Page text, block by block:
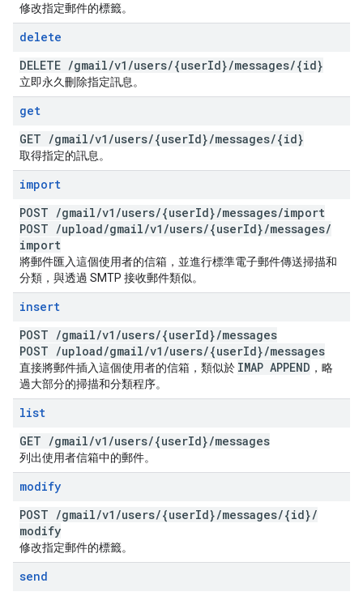
修改指定郵件的標籤。
delete
DELETE /gmail/v1 /users/{userId}/messages/{id}
立即永久刪除指定訊息。
get
GET /gmail/v1 /users/{userId}/messages/{id}
取得指定的訊息。
import
POST /gmail/v1 /users/{userId}/messages/import
POST /upload/gmail/v1 /users/{userId}/messages/
import
將郵件匯入這個使用者的信箱，並進行標準電子郵件傳送掃描和
分類，與透過 SMTP 接收郵件類似。
insert
POST /gmail/v1 /users/{userId}/messages
POST /upload/gmail/v1 /users/{userId}/messages
直接將郵件插入這個使用者的信箱，類似於 IMAP APPEND ，略
過大部分的掃描和分類程序。
list
GET /gmail/v1 /users/{userId}/messages
列出使用者信箱中的郵件。
modify
POST /gmail/v1 /users/{userId}/messages/{id}/
modify
修改指定郵件的標籤。
send